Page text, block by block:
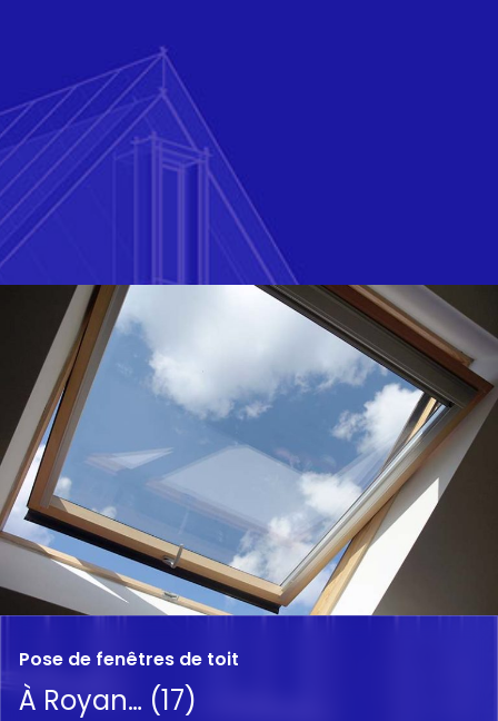
Pose de fenêtres de toit
À Royan… (17)